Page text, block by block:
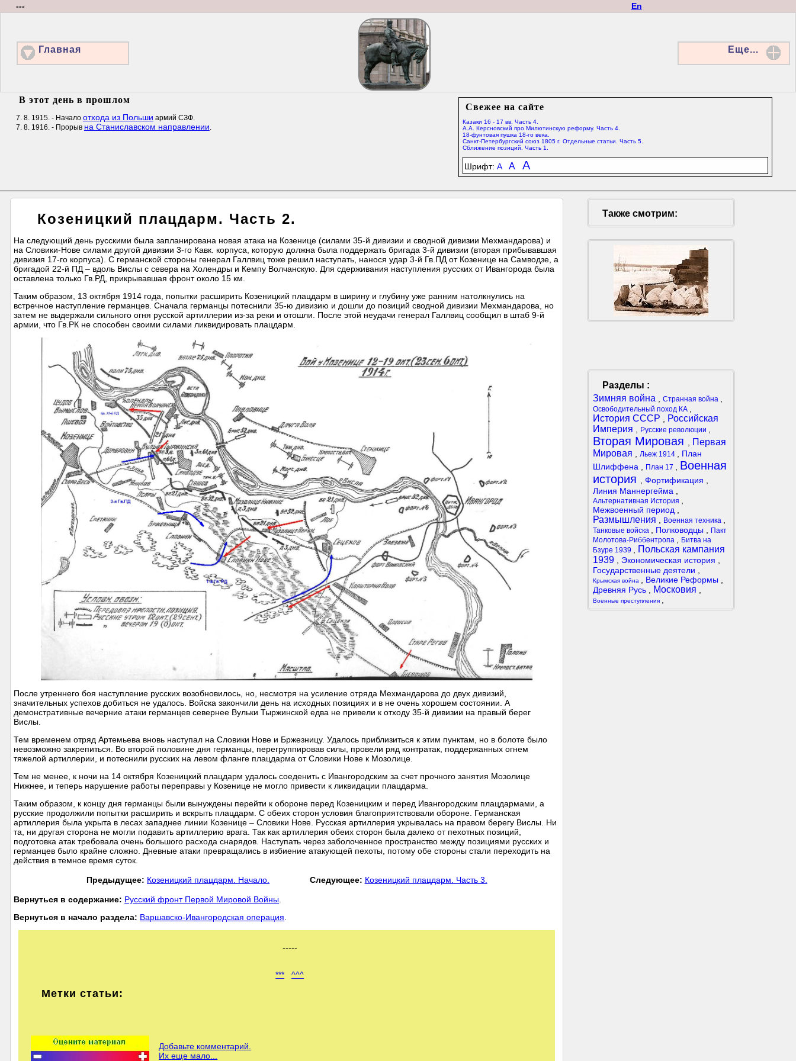
En
---
Главная Еще...
Свежее на сайте
Казаки 16 - 17 вв. Часть 4.
А.А. Керсновский про Милютинскую реформу. Часть 4.
18-фунтовая пушка 18-го века.
Санкт-Петербургский союз 1805 г. Отдельные статьи. Часть 5.
Сближение позиций. Часть 1.
Шрифт:A A A
В этот день в прошлом
7. 8. 1915. - Начало отхода из Польши армий СЗФ.
7. 8. 1916. - Прорыв на Станиславском направлении.
Козеницкий плацдарм. Часть 2.
На следующий день русскими была запланирована новая атака на Козенице (силами 35-й дивизии и сводной дивизии Мехмандарова) и
на Словики-Нове силами другой дивизии 3-го Кавк. корпуса, которую должна была поддержать бригада 3-й дивизии (вторая прибывавшая
дивизия 17-го корпуса). С германской стороны генерал Галлвиц тоже решил наступать, нанося удар 3-й Гв.ПД от Козенице на Самводзе, а
бригадой 22-й ПД – вдоль Вислы с севера на Холендры и Кемпу Волчанскую. Для сдерживания наступления русских от Ивангорода была
оставлена только Гв.РД, прикрывавшая фронт около 15 км.
Таким образом, 13 октября 1914 года, попытки расширить Козеницкий плацдарм в ширину и глубину уже ранним натолкнулись на
встречное наступление германцев. Сначала германцы потеснили 35-ю дивизию и дошли до позиций сводной дивизии Мехмандарова, но
затем не выдержали сильного огня русской артиллерии из-за реки и отошли. После этой неудачи генерал Галлвиц сообщил в штаб 9-й
армии, что Гв.РК не способен своими силами ликвидировать плацдарм.
После утреннего боя наступление русских возобновилось, но, несмотря на усиление отряда Мехмандарова до двух дивизий,
значительных успехов добиться не удалось. Войска закончили день на исходных позициях и в не очень хорошем состоянии. А
демонстративные вечерние атаки германцев севернее Вульки Тыржинской едва не привели к отходу 35-й дивизии на правый берег
Вислы.
Тем временем отряд Артемьева вновь наступал на Словики Нове и Бржезницу. Удалось приблизиться к этим пунктам, но в болоте было
невозможно закрепиться. Во второй половине дня германцы, перегруппировав силы, провели ряд контратак, поддержанных огнем
тяжелой артиллерии, и потеснили русских на левом фланге плацдарма от Словики Нове к Мозолице.
Тем не менее, к ночи на 14 октября Козеницкий плацдарм удалось соеденить с Ивангородским за счет прочного занятия Мозолице
Нижнее, и теперь нарушение работы переправы у Козенице не могло привести к ликвидации плацдарма.
Таким образом, к концу дня германцы были вынуждены перейти к обороне перед Козеницким и перед Ивангородским плацдармами, а
русские продолжили попытки расширить и вскрыть плацдарм. С обеих сторон условия благоприятствовали обороне. Германская
артиллерия была укрыта в лесах западнее линии Козенице – Словики Нове. Русская артиллерия укрывалась на правом берегу Вислы. Ни
та, ни другая сторона не могли подавить артиллерию врага. Так как артиллерия обеих сторон была далеко от пехотных позиций,
подготовка атак требовала очень большого расхода снарядов. Наступать через заболоченное пространство между позициями русских и
германцев было крайне сложно. Дневные атаки превращались в избиение атакующей пехоты, потому обе стороны стали переходить на
действия в темное время суток.
Предыдущее: Козеницкий плацдарм. Начало. Следующее: Козеницкий плацдарм. Часть 3.
Вернуться в содержание: Русский фронт Первой Мировой Войны
Вернуться в начало раздела: Варшавско-Ивангородская операция
-----
*** ^^^
Метки статьи:
Добавьте комментарий.
Их еще мало...
Также смотрим:
Разделы :
Зимняя война
Странная война
Освободительный поход КА
История СССР
Российская
Империя
Русские революции
Вторая Мировая
Первая
Мировая
Льеж 1914
План
Шлиффена
План 17
Военная
история
Фортификация
Линия Маннергейма
Альтернативная История
Межвоенный период
Размышления Военная техника
Танковые войска Полководцы
Пакт
Молотова-Риббентропа
Битва на
Бзуре 1939
Польская кампания
1939
Экономическая история
Государственные деятели
Крымская война Великие Реформы
Древняя Русь
Московия
Военные преступления